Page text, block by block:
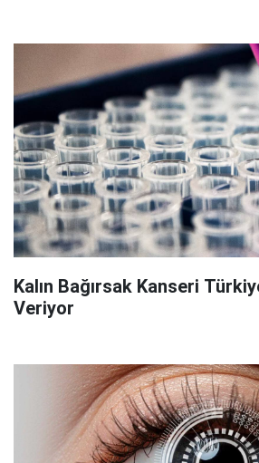
Kalın Bağırsak Kanseri
Veriyor